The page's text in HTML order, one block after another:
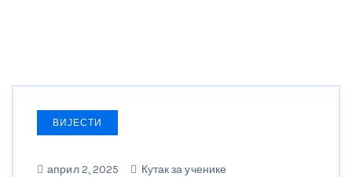
ВИЈЕСТИ
април 2, 2025 Кутак за ученике